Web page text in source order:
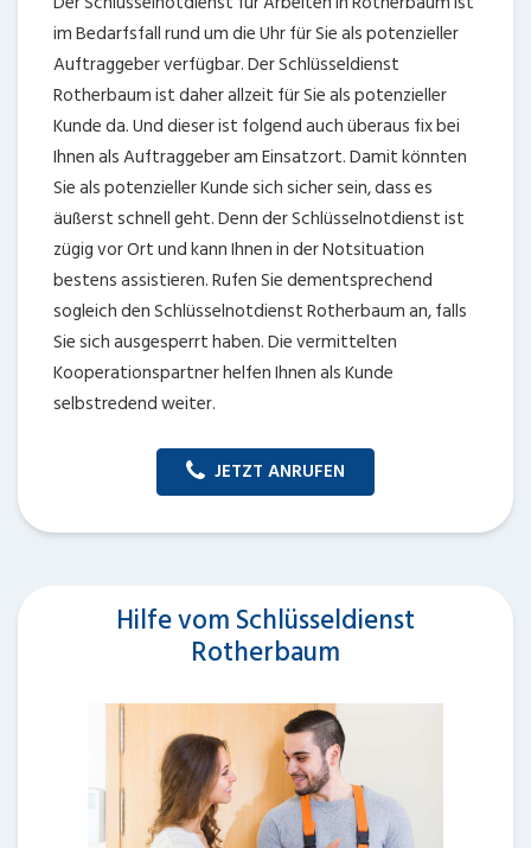
im Bedarfsfall rund um die Uhr für Sie als potenzieller
Auftraggeber verfügbar. Der Schlüsseldienst
Rotherbaum ist daher allzeit für Sie als potenzieller
Kunde da. Und dieser ist folgend auch überaus fix bei
Ihnen als Auftraggeber am Einsatzort. Damit könnten
Sie als potenzieller Kunde sich sicher sein, dass es
äußerst schnell geht. Denn der Schlüsselnotdienst ist
zügig vor Ort und kann Ihnen in der Notsituation
bestens assistieren. Rufen Sie dementsprechend
sogleich den Schlüsselnotdienst Rotherbaum an, falls
Sie sich ausgesperrt haben. Die vermittelten
Kooperationspartner helfen Ihnen als Kunde
selbstredend weiter.
JETZT ANRUFEN
Hilfe vom Schlüsseldienst
Rotherbaum